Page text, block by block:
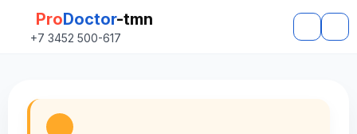
ProDoctor-tmn
+7 3452 500-617